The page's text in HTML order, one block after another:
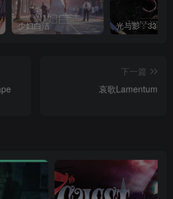
少妇白洁
下一篇
哀歌Lamentum